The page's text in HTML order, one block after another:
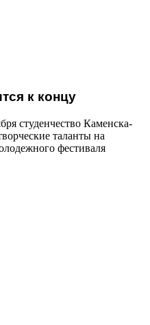
к концу
студенчество Каменска-
таланты на
фестиваля